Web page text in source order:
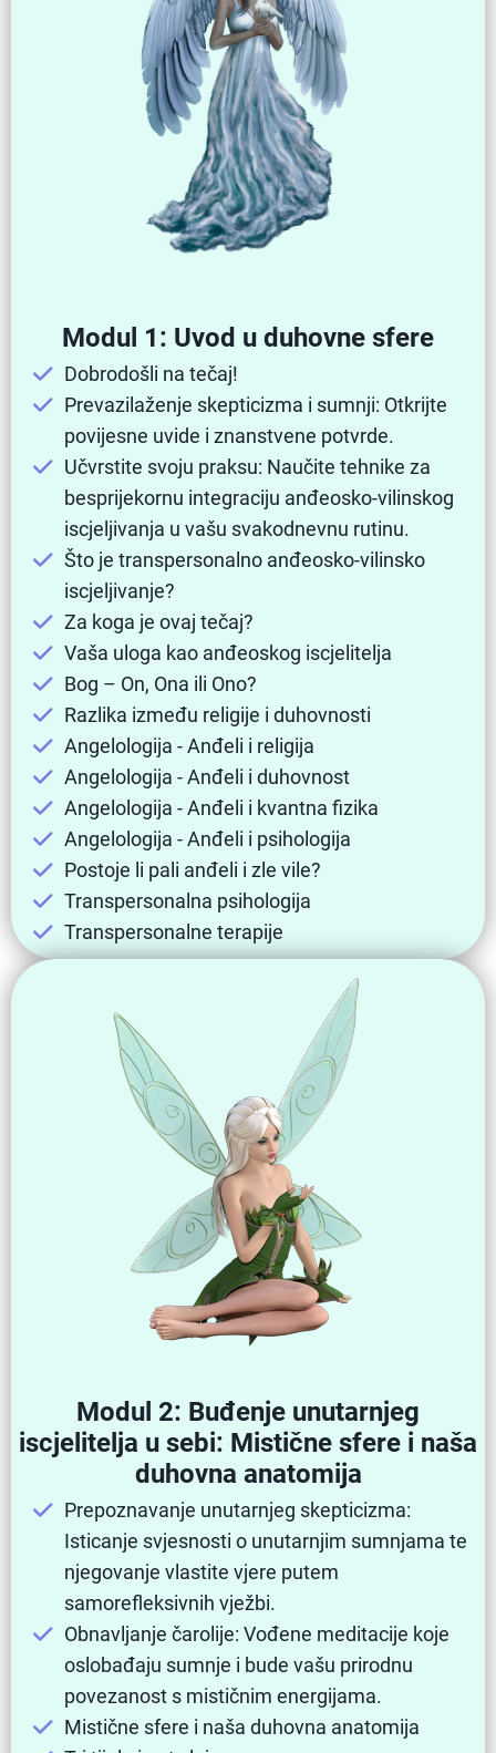
Modul 1: Uvod u duhovne sfere
Dobrodošli na tečaj!
Prevazilaženje skepticizma i sumnji: Otkrijte
povijesne uvide i znanstvene potvrde.
Učvrstite svoju praksu: Naučite tehnike za
besprijekornu integraciju anđeosko-vilinskog
iscjeljivanja u vašu svakodnevnu rutinu.
Što je transpersonalno anđeosko-vilinsko
iscjeljivanje?
Za koga je ovaj tečaj?
Vaša uloga kao anđeoskog iscjelitelja
Bog – On, Ona ili Ono?
Razlika između religije i duhovnosti
Angelologija - Anđeli i religija
Angelologija - Anđeli i duhovnost
Angelologija - Anđeli i kvantna fizika
Angelologija - Anđeli i psihologija
Postoje li pali anđeli i zle vile?
Transpersonalna psihologija
Transpersonalne terapije
Modul 2: Buđenje unutarnjeg
iscjelitelja u sebi: Mistične sfere i naša
duhovna anatomija
Prepoznavanje unutarnjeg skepticizma:
Isticanje svjesnosti o unutarnjim sumnjama te
njegovanje vlastite vjere putem
samorefleksivnih vježbi.
Obnavljanje čarolije: Vođene meditacije koje
oslobađaju sumnje i bude vašu prirodnu
povezanost s mističnim energijama.
Mistične sfere i naša duhovna anatomija